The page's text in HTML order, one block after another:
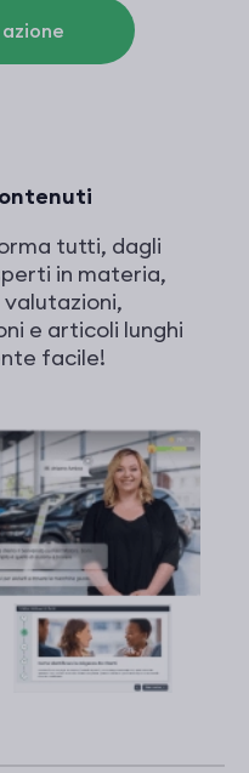
tutti, dagli
in materia,
valutazioni,
e articoli lunghi
facile!